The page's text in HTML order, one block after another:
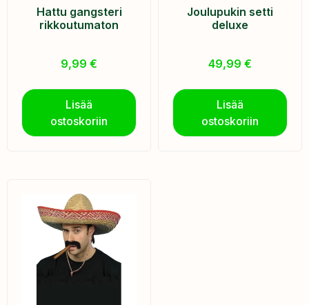
Hattu gangsteri
rikkoutumaton
9,99 €
Lisää
ostoskoriin
Joulupukin setti
deluxe
49,99 €
Lisää
ostoskoriin